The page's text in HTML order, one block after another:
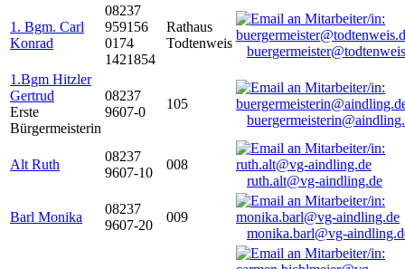
1. Bgm. Carl
Konrad
08237
959156
0174
1421854
Rathaus
Todtenweis
1.Bgm Hitzler
Gertrud
Erste
Bürgermeisterin
08237
9607-0
105
Alt Ruth
08237
9607-10
008
ruth.alt@vg-aindling.de
Barl Monika
08237
9607-20
009
monika.barl@vg-